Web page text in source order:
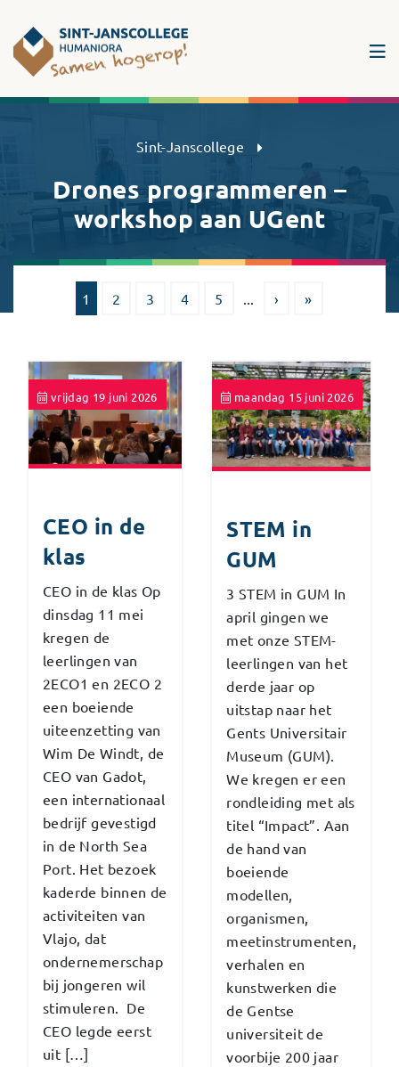
Sint-Janscollege Humaniora
Sint-Janscollege
Drones programmeren –
workshop aan UGent
1 2 3 4 5 › »
vrijdag 19 juni 2026
CEO in de
klas
CEO in de klas Op
dinsdag 11 mei
kregen de
leerlingen van
2ECO1 en 2ECO 2
een boeiende
uiteenzetting van
Wim De Windt, de
CEO van Gadot,
een internationaal
bedrijf gevestigd
in de North Sea
Port. Het bezoek
kaderde binnen de
activiteiten van
Vlajo, dat
ondernemerschap
bij jongeren wil
stimuleren. De
CEO legde eerst
uit […]
maandag 15 juni 2026
STEM in
GUM
3 STEM in GUM In
april gingen we
met onze STEM-
leerlingen van het
derde jaar op
uitstap naar het
Gents Universitair
Museum (GUM).
We kregen er een
rondleiding met als
titel “Impact”. Aan
de hand van
boeiende
modellen,
organismen,
meetinstrumenten,
verhalen en
kunstwerken die
de Gentse
universiteit de
voorbije 200 jaar